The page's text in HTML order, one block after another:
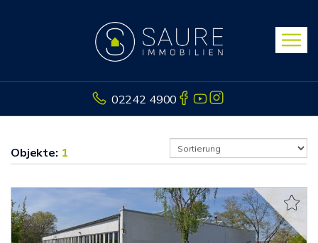
02242 4900
Objekte: 1